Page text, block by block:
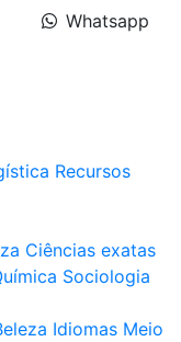
Whatsapp
Recursos
Ciências exatas
Sociologia
Idiomas Meio